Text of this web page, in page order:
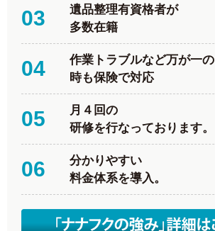
03
遺品整理有資格者が
多数在籍
04
作業トラブルなど万が一の
時も保険で対応
05
月４回の
研修を行なっております。
06
分かりやすい
料金体系を導入。